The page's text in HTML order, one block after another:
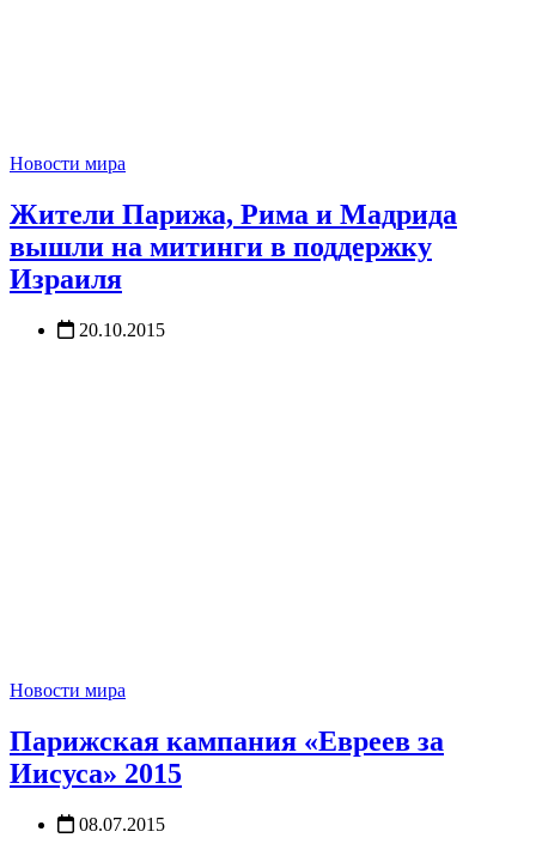
Новости мира
Жители Парижа, Рима и Мадрида
вышли на митинги в поддержку
Израиля
20.10.2015
Новости мира
Парижская кампания «Евреев за
Иисуса» 2015
08.07.2015